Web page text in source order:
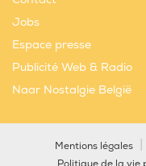
Jobs
Espace presse
Publicité Web & Radio
Naar Nostalgie België
Mentions légales